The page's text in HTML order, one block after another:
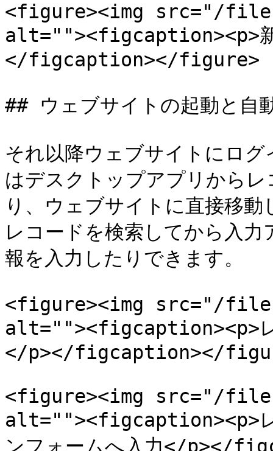
<figure><img src="/files/
alt=""><figcaption><p>新
</figcaption></figure>
## ウェブサイトの起動と自
それ以降ウェブサイトにロ
はデスクトップアプリから
り、ウェブサイトに直接移
レコードを検索してから入
報を入力したりできます。
<figure><img src="/files/
alt=""><figcaption><p>レ
</p></figcaption></
<figure><img src="/files/
alt=""><figcaption><p>レ
ンフォームへ入力</p></